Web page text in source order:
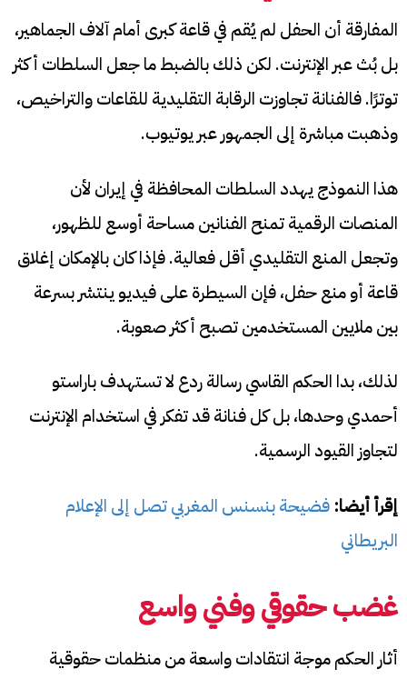
المفارقة أن الحفل لم يُقم في قاعة كبرى أمام آلاف الجماهير،
بل بُث عبر الإنترنت. لكن ذلك بالضبط ما جعل السلطات أكثر
توترًا. فالفنانة تجاوزت الرقابة التقليدية للقاعات والتراخيص،
وذهبت مباشرة إلى الجمهور عبر يوتيوب.
هذا النموذج يهدد السلطات المحافظة في إيران لأن
المنصات الرقمية تمنح الفنانين مساحة أوسع للظهور،
وتجعل المنع التقليدي أقل فعالية. فإذا كان بالإمكان إغلاق
قاعة أو منع حفل، فإن السيطرة على فيديو ينتشر بسرعة
بين ملايين المستخدمين تصبح أكثر صعوبة.
لذلك، بدا الحكم القاسي رسالة ردع لا تستهدف باراستو
أحمدي وحدها، بل كل فنانة قد تفكر في استخدام الإنترنت
لتجاوز القيود الرسمية.
إقرأ أيضا: فضيحة بنسنس المغربي تصل إلى الإعلام
البريطاني
غضب حقوقي وفني واسع
أثار الحكم موجة انتقادات واسعة من منظمات حقوقية